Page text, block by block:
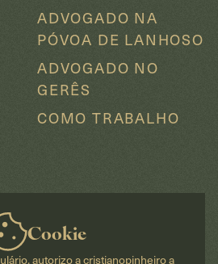
ADVOGADO NA
PÓVOA DE LANHOSO
ADVOGADO NO
GERÊS
COMO TRABALHO
Cookie
autorizo a cristianopinheiro a